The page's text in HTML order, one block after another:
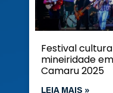
Festival
mineiridade
Camaru 2025
LEIA MAIS »